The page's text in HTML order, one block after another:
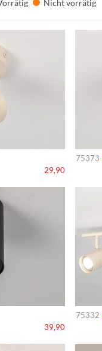
Nicht vorrätig
29,90
75373
Info
39,90
75332
Info
Info